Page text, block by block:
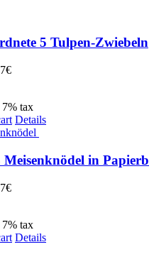
5 Tulpen-Zwiebeln
€
tax
Details
in
€
tax
Details